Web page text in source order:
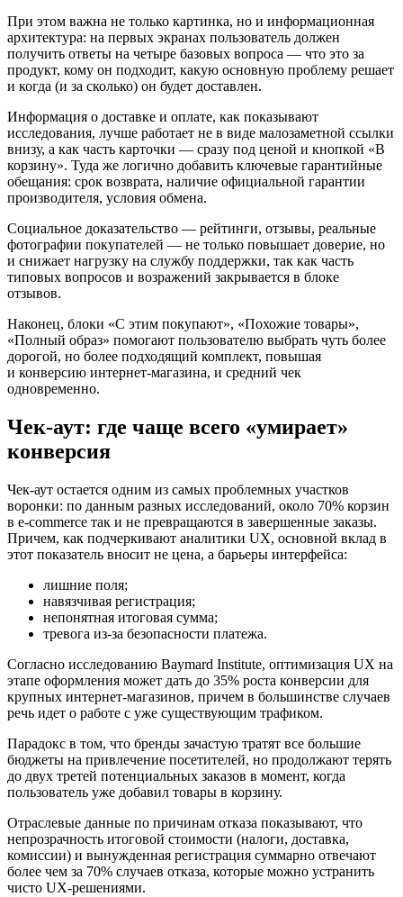
При этом важна не только картинка, но и информационная
архитектура: на первых экранах пользователь должен
получить ответы на четыре базовых вопроса — что это за
продукт, кому он подходит, какую основную проблему решает
и когда (и за сколько) он будет доставлен.
Информация о доставке и оплате, как показывают
исследования, лучше работает не в виде малозаметной ссылки
внизу, а как часть карточки — сразу под ценой и кнопкой «В
корзину». Туда же логично добавить ключевые гарантийные
обещания: срок возврата, наличие официальной гарантии
производителя, условия обмена.
Социальное доказательство — рейтинги, отзывы, реальные
фотографии покупателей — не только повышает доверие, но
и снижает нагрузку на службу поддержки, так как часть
типовых вопросов и возражений закрывается в блоке
отзывов.
Наконец, блоки «С этим покупают», «Похожие товары»,
«Полный образ» помогают пользователю выбрать чуть более
дорогой, но более подходящий комплект, повышая
и конверсию интернет‑магазина, и средний чек
одновременно.
Чек‑аут: где чаще всего «умирает»
конверсия
Чек‑аут остается одним из самых проблемных участков
воронки: по данным разных исследований, около 70% корзин
в e‑commerce так и не превращаются в завершенные заказы.
Причем, как подчеркивают аналитики UX, основной вклад в
этот показатель вносит не цена, а барьеры интерфейса:
лишние поля;
навязчивая регистрация;
непонятная итоговая сумма;
тревога из‑за безопасности платежа.
Согласно исследованию Baymard Institute, оптимизация UX на
этапе оформления может дать до 35% роста конверсии для
крупных интернет‑магазинов, причем в большинстве случаев
речь идет о работе с уже существующим трафиком.
Парадокс в том, что бренды зачастую тратят все большие
бюджеты на привлечение посетителей, но продолжают терять
до двух третей потенциальных заказов в момент, когда
пользователь уже добавил товары в корзину.
Отраслевые данные по причинам отказа показывают, что
непрозрачность итоговой стоимости (налоги, доставка,
комиссии) и вынужденная регистрация суммарно отвечают
более чем за 70% случаев отказа, которые можно устранить
чисто UX‑решениями.